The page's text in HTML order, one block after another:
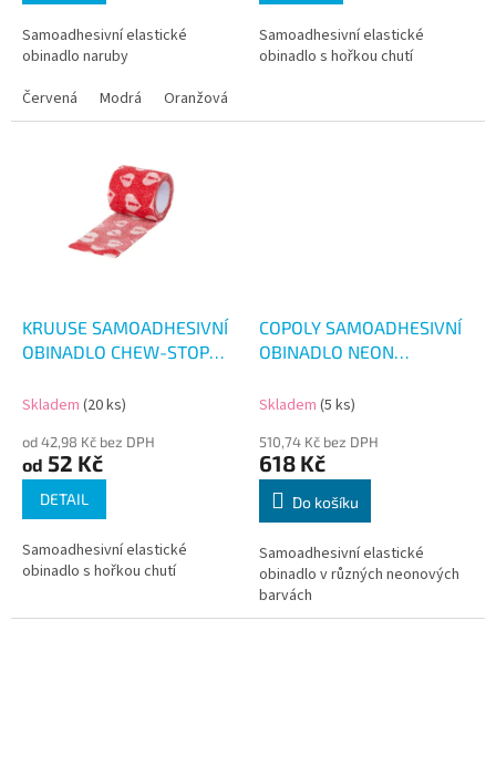
Samoadhesivní elastické
obinadlo naruby
Červená
Modrá Oranžová
Samoadhesivní elastické
obinadlo s hořkou chutí
KRUUSE SAMOADHESIVNÍ
OBINADLO CHEW-STOP
Skladem (20 ks)
od 42,98 Kč bez DPH
od 52 Kč
DETAIL
Samoadhesivní elastické
obinadlo s hořkou chutí
COPOLY SAMOADHESIVNÍ
OBINADLO NEON
Skladem (5 ks)
510,74 Kč bez DPH
618 Kč
Do košíku
Samoadhesivní elastické
obinadlo v různých neonových
barvách